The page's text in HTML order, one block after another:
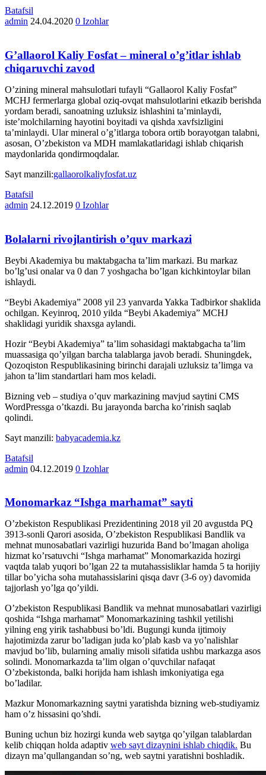
Batafsil
admin 24.04.2020 0 Izohlar
G’allaorol Kaliy Fosfat – mineral o’g’itlar ishlab
chiqaruvchi zavod
O’zining mineral mahsulotlari tufayli “Gallaorol Kaliy Fosfat”
MCHJ fermerlarga global oziq-ovqat mahsulotlarini etkazib berishda
yordam beradi, sanoatning uzluksiz ishlashini ta’minlaydi,
iste’molchilarning hayotini boyitadi va qishda xavfsizligini
ta’minlaydi. Ular mineral o’g’itlarga tobora ortib borayotgan talabni,
asosan, O’zbekiston va MDH mamlakatlaridagi ishlab chiqarish
maydonlarida qondirmoqdalar.
Sayt manzili:gallaorolkaliyfosfat.uz
Batafsil
admin 24.12.2019 0 Izohlar
Bolalarni rivojlantirish o’quv markazi
Beybi Akademiya bu maktabgacha ta’lim markazi. Bu markaz
bo’lg’usi onalar va 0 dan 7 yoshgacha bo’lgan kichkintoylar bilan
ishlaydi.
“Beybi Akademiya” 2008 yil 23 yanvarda Yakka Tadbirkor shaklida
ochilgan. Keyinroq, 2010 yilda “Beybi Akademiya” MCHJ
shaklidagi yuridik shaxsga aylandi.
Hozir “Beybi Akademiya” ta’lim sohasidagi maktabgacha ta’lim
muassasiga qo’yilgan barcha talablarga javob beradi. Shuningdek,
Qozoqiston Respublikasining birinchi darajali uzluksiz ta’limga va
jahon ta’lim standartlari ham mos keladi.
Bizning veb – studiya o’quv markazining mavjud saytini CMS
WordPressga o’tkazdi. Bu jarayonda barcha ko’rinish saqlab
qolindi.
Sayt manzili: babyacademia.kz
Batafsil
admin 04.12.2019 0 Izohlar
Monomarkaz “Ishga marhamat” sayti
O’zbekiston Respublikasi Prezidentining 2018 yil 20 avgustda PQ
3913-sonli Qarori asosida, O’zbekiston Respublikasi Bandlik va
mehnat munosabatlari vazirligi huzurida Band bo’lmagan aholiga
hizmat ko’rsatuvchi “Ishga marhamat” Monomarkazida hozirgi
vaqtda talab yuqori bo’lgan 22 ta mutahassisliklar hamda 5 ta horijiy
tillar bo’yicha soha mutahassislarini qisqa davr (3-6 oy) davomida
tajjorlash yo’lga qo’yildi.
O’zbekiston Respublikasi Bandlik va mehnat munosabatlari vazirligi
qoshida “Ishga marhamat” Monomarkazining tashkil yetilishi
yilning eng yirik tashabbusi bo’ldi. Bugungi kunda ijtimoiy
hajotimizda zarur bo’ladigan juda ko’plab kasb va yo’nalishlar
mavjud bo’lib, bularning amaliy misoli sifatida ushbu markazga asos
solindi. Monomarkazda ta’lim olgan o’quvchilar nafaqat
O’zbekistonda, balki horijda ham ishlash imkoniyatiga ega
bo’ladilar.
Mazkur Monomarkazning saytni yaratishda bizning web-studiyamiz
ham o’z hissasini qo’shdi.
Buning uchun biz hozirgi kunda web saytga qo’yilgan talablardan
kelib chiqqan holda adaptiv web sayt dizaynini ishlab chiqdik. Bu
dizayn ma’qullangandan so’ng, web saytni yaratishni boshladik.